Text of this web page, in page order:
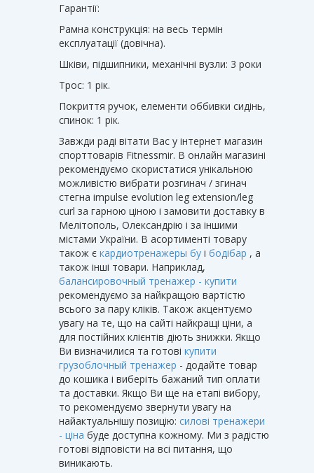
Гарантії:
Рамна конструкція: на весь термін
експлуатації (довічна).
Шківи, ​​підшипники, механічні вузли: 3 роки
Трос: 1 рік.
Покриття ручок, елементи оббивки сидінь,
спинок: 1 рік.
Завжди раді вітати Вас у інтернет магазин
спорттоварів Fitnessmir. В онлайн магазині
рекомендуємо скористатися унікальною
можливістю вибрати розгинач / згинач
стегна impulse evolution leg extension/leg
curl за гарною ціною і замовити доставку в
Мелітополь, Олександрію і за іншими
містами України. В асортименті товару
також є кардиотренажеры бу і бодібар , а
також інші товари. Наприклад,
балансировочный тренажер - купити
рекомендуємо за найкращою вартістю
всього за пару кліків. Також акцентуємо
увагу на те, що на сайті найкращі ціни, а
для постійних клієнтів діють знижки. Якщо
Ви визначилися та готові купити
грузоблочный тренажер - додайте товар
до кошика і виберіть бажаний тип оплати
та доставки. Якщо Ви ще на етапі вибору,
то рекомендуємо звернути увагу на
найактуальнішу позицію: силові тренажери
- ціна буде доступна кожному. Ми з радістю
готові відповісти на всі питання, що
виникають.